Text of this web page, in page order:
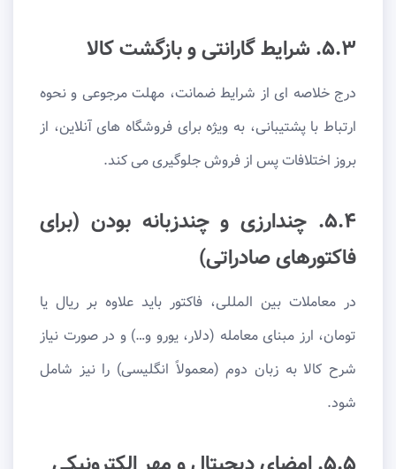
۵.۳. شرایط گارانتی و بازگشت کالا
درج خلاصه ای از شرایط ضمانت، مهلت مرجوعی و نحوه
ارتباط با پشتیبانی، به ویژه برای فروشگاه های آنلاین، از
بروز اختلافات پس از فروش جلوگیری می کند.
۵.۴. چندارزی و چندزبانه بودن (برای
فاکتورهای صادراتی)
در معاملات بین المللی، فاکتور باید علاوه بر ریال یا
تومان، ارز مبنای معامله (دلار، یورو و…) و در صورت نیاز
شرح کالا به زبان دوم (معمولاً انگلیسی) را نیز شامل
شود.